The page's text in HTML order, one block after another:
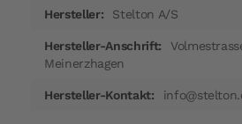
Stelton A/S
Meinerzhagen